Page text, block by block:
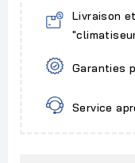
Livraison
Garanties
Service